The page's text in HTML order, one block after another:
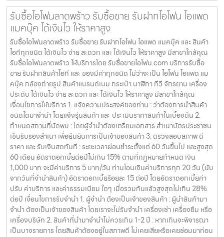
รับซื้อไอโฟนลาดพร้าว รับซื้อขาย รับฝากไอโฟน ไอแพด
แมคบุ๊ค ได้เงินไว ให้ราคาสูง
รับซื้อไอโฟนลาดพร้าว รับซื้อขาย รับฝากไอโฟน ไอแพด แมคบุ๊ค และ สินค้า
ไอทีทุกชนิด ได้เงินไว ง่าย สะดวก และ ได้เงินไว ให้ราคาสูง มีสาขาใกล้คุณ
รับซื้อไอโฟนลาดพร้าว ให้บริการโดย รับซื้อขายไอโฟน.com บริการรับซื้อ
ขาย รับฝากสินค้าไอที และ ของมีค่าทุกชนิด ไม่ว่าจะเป็น ไอโฟน ไอแพด แม
คบุ๊ค กล้องถ่ายรูป สินค้าแบรนด์เนม กระเป๋า นาฬิกา ทีวี จักรยาน เครื่อง
ประดับ ได้เงินไว ง่าย สะดวก และ ได้เงินไว ให้ราคาสูง มีสาขาใกล้คุณ
เงื่อนไขการให้บริการ 1. แจ้งความประสงค์ของท่าน : ว่าต้องการนำสินค้า
ชนิดใดมาจำนำ โดยแจ้งรุ่นสินค้า และ ประเมินราคาสินค้าในเบื้องต้น 2.
กำหนดสถานที่นัดพบ : โดยผู้จำนำต้องเตรียมเอกสาร สำเนาบัตรประชาชน
เซ็นรับรองสำเนา เพื่อยืนยันการเป็นเจ้าของสินค้า 3. ตรวจสอบสภาพ ตี
ราคา และ รับเงินสดทันที : ระยะเวลาผ่อนชำระตั้งแต่ 60 วันขึ้นไป และสูงสุด
60 เดือน อัตราดอกเบี้ยต่อปีไม่เกิน 15% ตามที่กฏหมายกำหนด เงิน
1,000 บาท จะมีค่าบริการ 5 บาท/วัน ท่านโอนเงินค่าบริการทุก 20 วัน (นับ
จากวันที่จำนำสินค้า) อัตราดอกเบี้ยร้อยละ 15 ต่อปี โดยอัตราดอกเบี้ยค่า
ปรับ ค่าบริการ และค่าธรรมเนียม ใดๆ เมื่อรวมกันแล้วสูงสุดไม่เกิน 28%
ต่อปี เงื่อนไขการรับจำนำ 1. ผู้จำนำ ต้องเป็นเจ้าของสินค้า : ผู้นำสินค้ามา
จำนำ ต้องเป็นเจ้าของสินค้า โดยเราจะไม่รับจำนำ เครื่องเช่า เครื่องยืม หรือ
เครื่องบริษัท 2. สินค้าที่นำมาจำนำไม่ควรเกิน 1-2 ปี : หากเกินจะพิจารณา
เป็นบางรายการ โดยสินค้าต้องอยู่ในสภาพดี ไม่เคยเสียหรือเคยซ่อมมาก่อน